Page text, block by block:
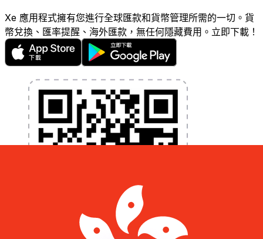
Xe 應用程式擁有您進行全球匯款和貨幣管理所需的一切。貨
幣兌換、匯率提醒、海外匯款，無任何隱藏費用。立即下載！